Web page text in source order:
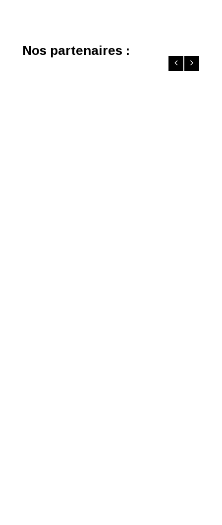
Nos partenaires :